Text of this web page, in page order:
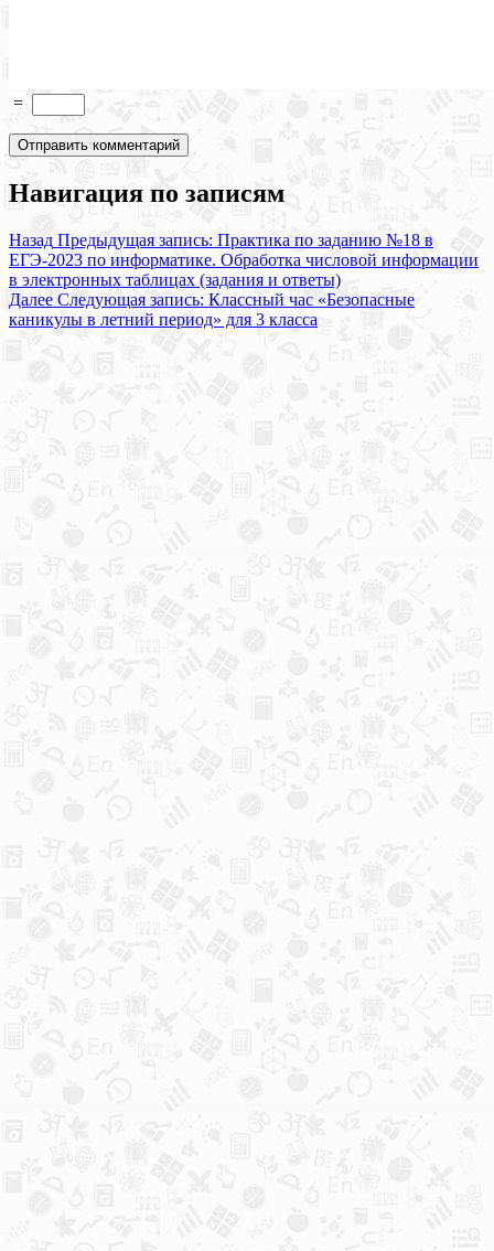
=
Навигация по записям
Назад Предыдущая запись: Практика по заданию №18 в
ЕГЭ-2023 по информатике. Обработка числовой информации
в электронных таблицах (задания и ответы)
Далее Следующая запись: Классный час «Безопасные
каникулы в летний период» для 3 класса